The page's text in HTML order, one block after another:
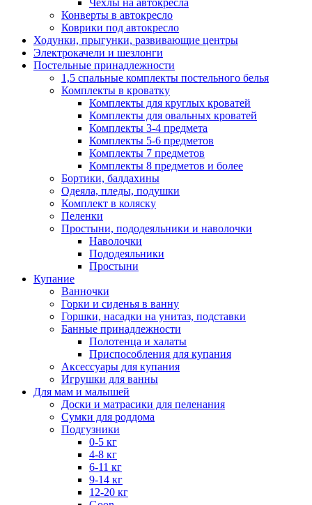
Чехлы на автокресла
Конверты в автокресло
Коврики под автокресло
Ходунки, прыгунки, развивающие центры
Электрокачели и шезлонги
Постельные принадлежности
1,5 спальные комплекты постельного белья
Комплекты в кроватку
Комплекты для круглых кроватей
Комплекты для овальных кроватей
Комплекты 3-4 предмета
Комплекты 5-6 предметов
Комплекты 7 предметов
Комплекты 8 предметов и более
Бортики, балдахины
Одеяла, пледы, подушки
Комплект в коляску
Пеленки
Простыни, пододеяльники и наволочки
Наволочки
Пододеяльники
Простыни
Купание
Ванночки
Горки и сиденья в ванну
Горшки, насадки на унитаз, подставки
Банные принадлежности
Полотенца и халаты
Приспособления для купания
Аксессуары для купания
Игрушки для ванны
Для мам и малышей
Доски и матрасики для пеленания
Сумки для роддома
Подгузники
0-5 кг
4-8 кг
6-11 кг
9-14 кг
12-20 кг